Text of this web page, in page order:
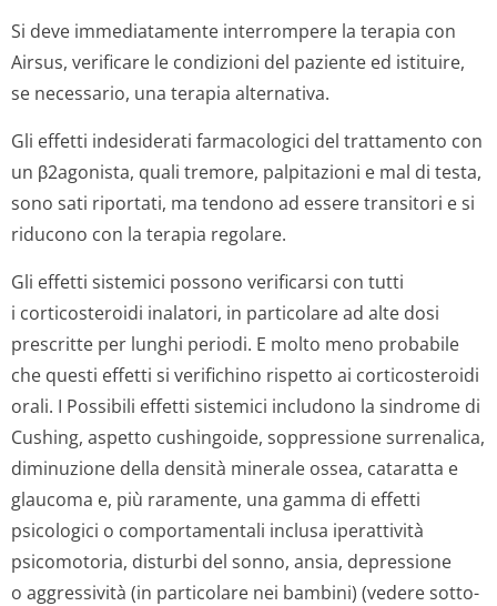
Si deve immediatamente interrompere la terapia con
Airsus, verificare le condizioni del paziente ed istituire,
se necessario, una terapia alternativa.
Gli effetti indesiderati farmacologici del trattamento con
un β2agonista, quali tremore, palpitazioni e mal di testa,
sono sati riportati, ma tendono ad essere transitori e si
riducono con la terapia regolare.
Gli effetti sistemici possono verificarsi con tutti
i corticosteroidi inalatori, in particolare ad alte dosi
prescritte per lunghi periodi. E molto meno probabile
che questi effetti si verifichino rispetto ai corticosteroidi
orali. I Possibili effetti sistemici includono la sindrome di
Cushing, aspetto cushingoide, soppressione surrenalica,
diminuzione della densità minerale ossea, cataratta e
glaucoma e, più raramente, una gamma di effetti
psicologici o comportamentali inclusa iperattività
psicomotoria, disturbi del sonno, ansia, depressione
o aggressività (in particolare nei bambini) (vedere sotto-